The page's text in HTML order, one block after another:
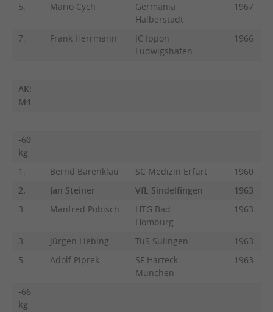
5. Mario Cych
Germania
Halberstadt
1967
7. Frank Herrmann
JC Ippon
Ludwigshafen
1966
AK:
M4
-60
kg
1.
Bernd Bärenklau SC Medizin Erfurt
1960
2.
Jan Steiner VfL Sindelfingen
1963
3.
Manfred Pobisch
HTG Bad
Homburg
1963
3. Jürgen Liebing TuS Sulingen
1963
5.
Adolf Piprek
SF Harteck
München
1963
-66
kg